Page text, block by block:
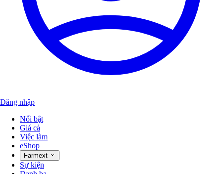
Đăng nhập
Nổi bật
Giá cả
Việc làm
eShop
Farmext
Sự kiện